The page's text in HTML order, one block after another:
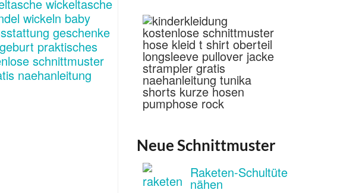
Neue Schnittmuster
Raketen-Schultüte
nähen